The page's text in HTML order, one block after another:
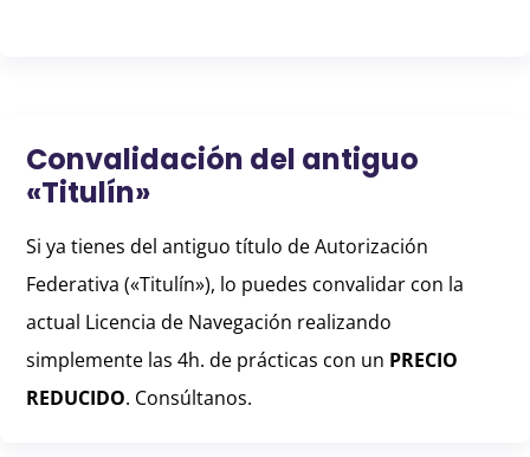
Convalidación del antiguo
«Titulín»
Si ya tienes del antiguo título de Autorización
Federativa («Titulín»), lo puedes convalidar con la
actual Licencia de Navegación realizando
simplemente las 4h. de prácticas con un PRECIO
REDUCIDO. Consúltanos.